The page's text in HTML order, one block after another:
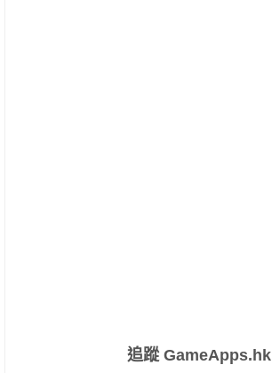
追蹤 GameApps.hk